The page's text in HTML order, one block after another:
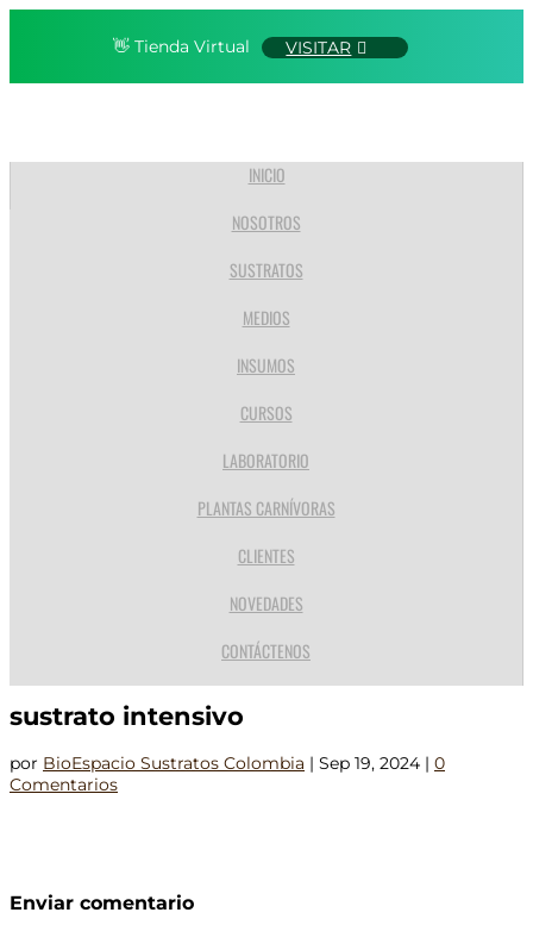
👋 Tienda Virtual VISITAR
INICIO
NOSOTROS
SUSTRATOS
MEDIOS
INSUMOS
CURSOS
LABORATORIO
PLANTAS CARNÍVORAS
CLIENTES
NOVEDADES
CONTÁCTENOS
sustrato intensivo
por BioEspacio Sustratos Colombia | Sep 19, 2024 | 0
Comentarios
Enviar comentario